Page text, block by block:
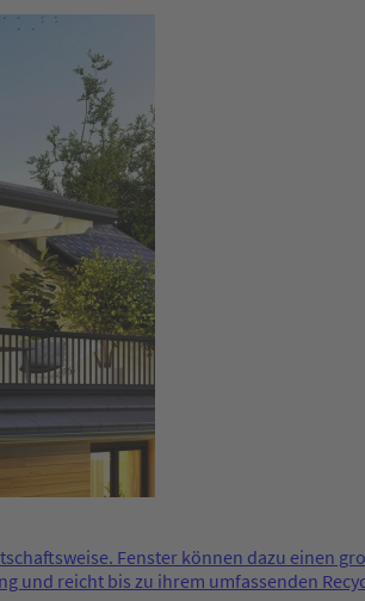
Fenster können dazu einen
und reicht bis zu ihrem umfassenden